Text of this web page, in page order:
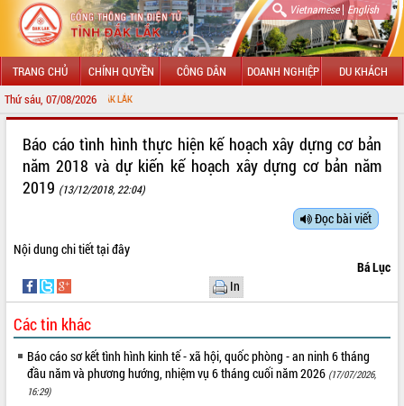
Vietnamese| English
TRANG CHỦ CHÍNH QUYỀN CÔNG DÂN DOANH NGHIỆP DU KHÁCH
Thứ sáu, 07/08/2026
LÃNH ĐẠO UBND TỈNH
SỞ, BAN, NGÀNH
UBND CÁC XÃ, PHƯỜNG
THÔNG TIN CHỈ ĐẠO ĐIỀU HÀNH
HỆ THỐNG VĂN BẢN
VĂN BẢN HĐND TỈNH
Báo cáo tình hình thực hiện kế hoạch xây dựng cơ bản
năm 2018 và dự kiến kế hoạch xây dựng cơ bản năm
2019 (13/12/2018, 22:04)
Đọc bài viết
Nội dung chi tiếttại đây
Bá Lục
In
Các tin khác
Báo cáo sơ kết tình hình kinh tế - xã hội, quốc phòng - an ninh 6 tháng
đầu năm và phương hướng, nhiệm vụ 6 tháng cuối năm 2026 (17/07/2026,
16:29)